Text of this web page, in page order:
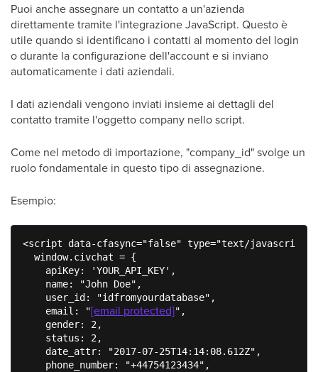
Puoi anche assegnare un contatto a un'azienda
direttamente tramite l'integrazione JavaScript. Questo è
utile quando si identificano i contatti al momento del login
o durante la configurazione dell'account e si inviano
automaticamente i dati aziendali.
I dati aziendali vengono inviati insieme ai dettagli del
contatto tramite l'oggetto company nello script.
Come nel metodo di importazione, "company_id" svolge un
ruolo fondamentale in questo tipo di assegnazione.
Esempio:
<script data-cfasync="false" type="text/javascript">
  window.civchat = {
    apiKey: 'YOUR_API_KEY',
    name: "John Doe",
    user_id: "idfromyourdatabase",
    email: "
[email protected]",
    gender: 2,
    status: 2,
    date_attr: "2017-07-25T14:14:08.612Z",
    phone_number: "+44754123434",